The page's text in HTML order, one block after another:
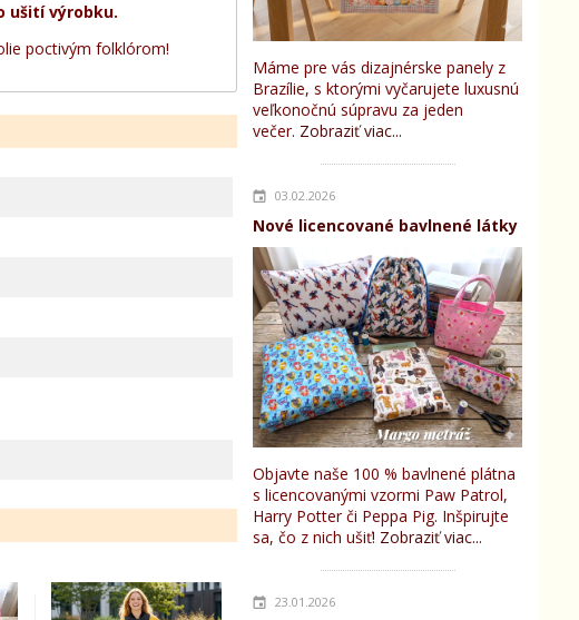
Máme pre vás dizajnérske panely z
Brazílie, s ktorými vyčarujete luxusnú
veľkonočnú súpravu za jeden
večer. Zobraziť viac...
03.02.2026
Nové licencované bavlnené látky
Objavte naše 100 % bavlnené plátna
s licencovanými vzormi Paw Patrol,
Harry Potter či Peppa Pig. Inšpirujte
sa, čo z nich ušiť! Zobraziť viac...
23.01.2026
ušití výrobku.
poctivým folklórom!